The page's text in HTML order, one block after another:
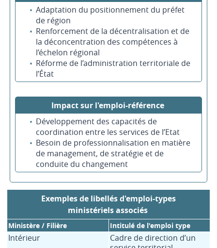
Adaptation du positionnement du préfet
de région
Renforcement de la décentralisation et de
la déconcentration des compétences à
l’échelon régional
Réforme de l’administration territoriale de
l’État
Impact sur l'emploi-référence
Développement des capacités de
coordination entre les services de l’Etat
Besoin de professionnalisation en matière
de management, de stratégie et de
conduite du changement
Exemples de libellés d'emploi-types
ministériels associés
Ministère / Filière Intitulé de l'emploi type
Intérieur
Cadre de direction d’un